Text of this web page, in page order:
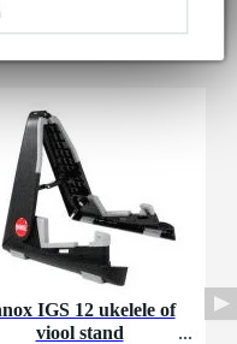
IGS 12 ukelele of
viool stand